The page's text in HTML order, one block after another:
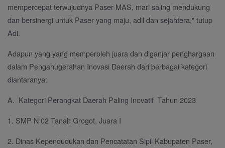
mempercepat terwujudnya Paser MAS, mari saling mendukung
dan bersinergi untuk Paser yang maju, adil dan sejahtera," tutup
Adi.
Adapun yang yang memperoleh juara dan diganjar penghargaan
dalam Penganugerahan Inovasi Daerah dari berbagai kategori
diantaranya:
A. Kategori Perangkat Daerah Paling Inovatif Tahun 2023
1. SMP N 02 Tanah Grogot, Juara I
2. Dinas Kependudukan dan Pencatatan Sipil Kabupaten Paser,